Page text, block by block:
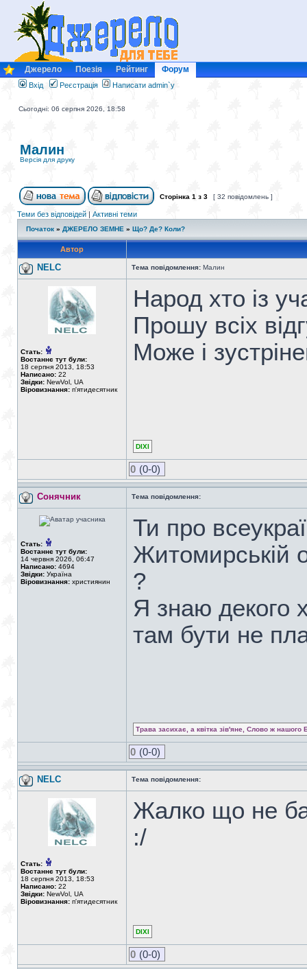
Джерело Поезія Рейтинг Форум
Вхід Реєстрація Написати admin`у
Сьогодні: 06 серпня 2026, 18:58
Малин
Версія для друку
Сторінка 1 з 3 [ 32 повідомлень ]
Теми без відповідей | Активні теми
Початок » ДЖЕРЕЛО ЗЕМНЕ » Що? Де? Коли?
Автор
NELC Тема повідомлення: Малин
Стать:
Востаннє тут були:
18 серпня 2013, 18:53
Написано: 22
Звідки: NewVol, UA
Віровизнання: п'ятидесятник
Народ хто із
Прошу всіх
Може і
DIXI
0 (0-0)
Сонячник Тема повідомлення:
Стать:
Востаннє тут були:
14 червня 2026, 06:47
Написано: 4694
Звідки: Україна
Віровизнання: християнин
Ти про
Житомирській
?
Я знаю декого
там бути не
Трава засихає, а квітка зів'яне, Слово ж нашого
0 (0-0)
NELC Тема повідомлення:
Стать:
Востаннє тут були:
18 серпня 2013, 18:53
Написано: 22
Звідки: NewVol, UA
Віровизнання: п'ятидесятник
Жалко що не
:/
DIXI
0 (0-0)